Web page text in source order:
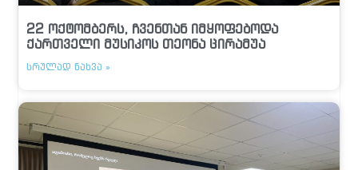
22 ოქტომბერს, ჩვენთან იმყოფებოდა
ქართველი მუსიკოს თეონა ცირამუა
ᲡᲠᲣᲚᲐᲓ ᲜᲐᲮᲕᲐ »